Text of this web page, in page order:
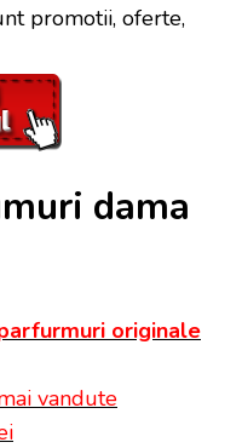
promotii, oferte,
dama
originale
vandute